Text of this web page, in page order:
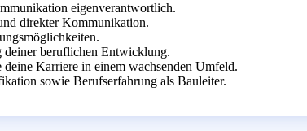
eigenverantwortlich.
direkter Kommunikation.
deiner beruflichen Entwicklung.
Karriere in einem wachsenden Umfeld.
sowie Berufserfahrung als Bauleiter.